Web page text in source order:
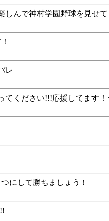
んで神村学園野球を見せ
レ
てください!!!応援してます
にして勝ちましょう！